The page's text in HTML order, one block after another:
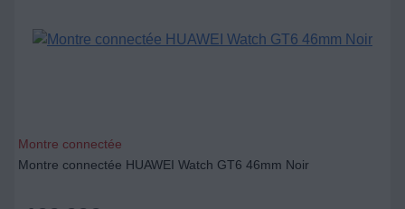
Montre connectée
Montre connectée HUAWEI Watch GT6 46mm Noir